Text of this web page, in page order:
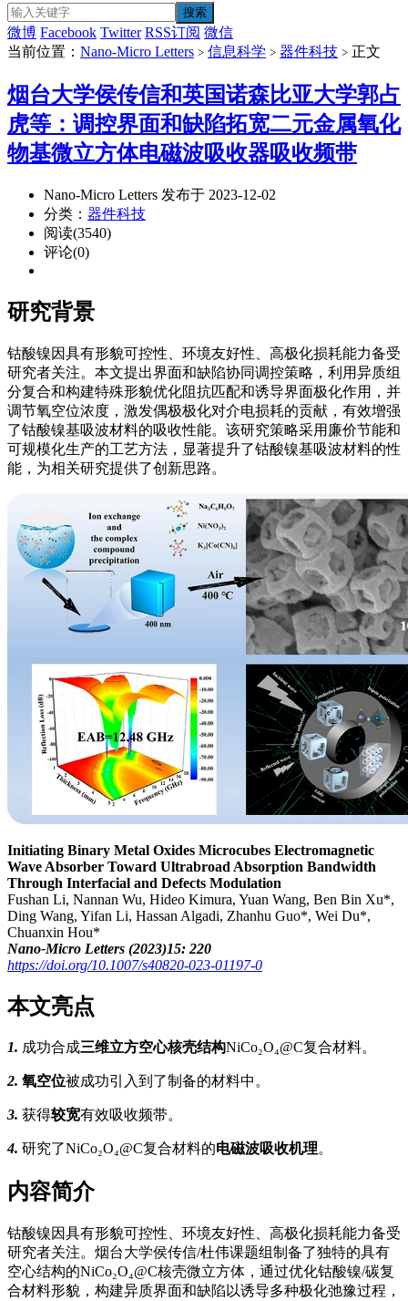
微博 Facebook Twitter RSS订阅 微信
当前位置： Nano-Micro Letters > 信息科学 > 器件科技 > 正文
烟台大学侯传信和英国诺森比亚大学郭占
虎等：调控界面和缺陷拓宽二元金属氧化
物基微立方体电磁波吸收器吸收频带
Nano-Micro Letters 发布于 2023-12-02
分类： 器件科技
阅读(3540)
评论(0)
研究背景
钴酸镍因具有形貌可控性、环境友好性、高极化损耗能力备受
研究者关注。本文提出界面和缺陷协同调控策略，利用异质组
分复合和构建特殊形貌优化阻抗匹配和诱导界面极化作用，并
调节氧空位浓度，激发偶极极化对介电损耗的贡献，有效增强
了钴酸镍基吸波材料的吸收性能。该研究策略采用廉价节能和
可规模化生产的工艺方法，显著提升了钴酸镍基吸波材料的性
能，为相关研究提供了创新思路。
Initiating Binary Metal Oxides Microcubes Electromagnetic
Wave Absorber Toward Ultrabroad Absorption Bandwidth
Through Interfacial and Defects Modulation
Fushan Li, Nannan Wu, Hideo Kimura, Yuan Wang, Ben Bin Xu*,
Ding Wang, Yifan Li, Hassan Algadi, Zhanhu Guo*, Wei Du*,
Chuanxin Hou*
Nano-Micro Letters (2023)15: 220
https://doi.org/10.1007/s40820-023-01197-0
本文亮点
1. 成功合成三维立方空心核壳结构NiCo₂O₄@C复合材料。
2. 氧空位被成功引入到了制备的材料中。
3. 获得较宽有效吸收频带。
4. 研究了NiCo₂O₄@C复合材料的电磁波吸收机理。
内容简介
钴酸镍因具有形貌可控性、环境友好性、高极化损耗能力备受
研究者关注。烟台大学侯传信/杜伟课题组制备了独特的具有
空心结构的NiCo₂O₄@C核壳微立方体，通过优化钴酸镍/碳复
合材料形貌，构建异质界面和缺陷以诱导多种极化弛豫过程，